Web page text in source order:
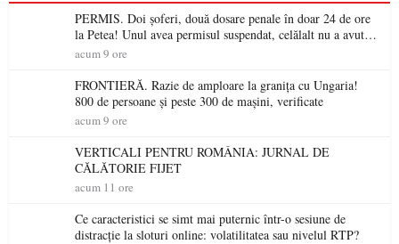
PERMIS. Doi șoferi, două dosare penale în doar 24 de ore
la Petea! Unul avea permisul suspendat, celălalt nu a avut
niciodată permis
acum 9 ore
FRONTIERĂ. Razie de amploare la granița cu Ungaria!
800 de persoane și peste 300 de mașini, verificate
acum 9 ore
VERTICALI PENTRU ROMÂNIA: JURNAL DE
CĂLĂTORIE FIJET
acum 11 ore
Ce caracteristici se simt mai puternic într-o sesiune de
distracție la sloturi online: volatilitatea sau nivelul RTP?